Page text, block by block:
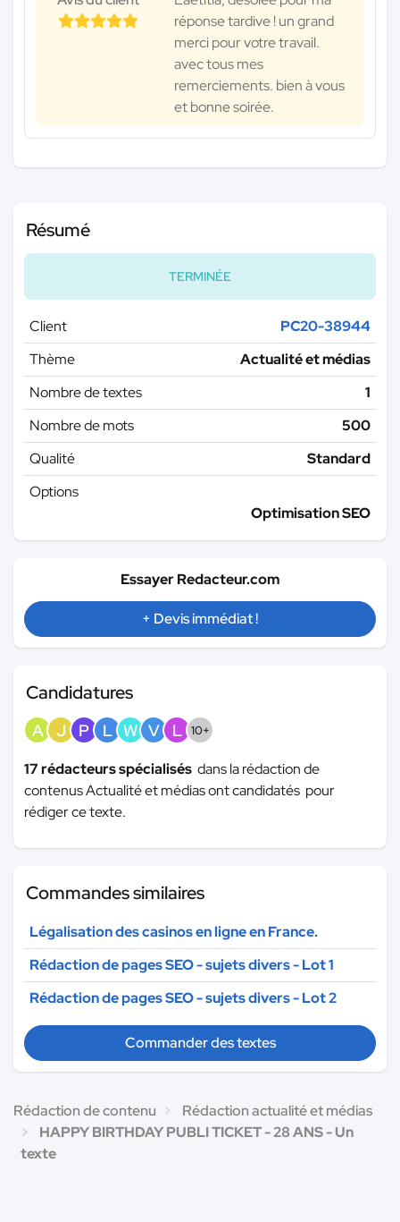
réponse tardive ! un grand
merci pour votre travail.
avec tous mes
remerciements. bien à vous
et bonne soirée.
Résumé
TERMINÉE
Client
PC20-38944
Thème
Actualité et médias
Nombre de textes
1
Nombre de mots
500
Qualité
Standard
Options
Optimisation SEO
Essayer Redacteur.com
+ Devis immédiat !
Candidatures
A J P L W V L 10+
17 rédacteurs spécialisés dans la rédaction de
contenus Actualité et médias ont candidatés pour
rédiger ce texte.
Commandes similaires
Légalisation des casinos en ligne en France.
Rédaction de pages SEO - sujets divers - Lot 1
Rédaction de pages SEO - sujets divers - Lot 2
Commander des textes
Rédaction de contenu
Rédaction actualité et médias
HAPPY BIRTHDAY PUBLI TICKET - 28 ANS - Un
texte